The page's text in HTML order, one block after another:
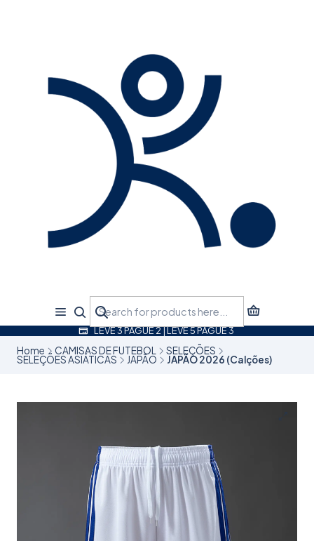
LEVE 3 PAGUE 2 | LEVE 5 PAGUE 3
Home CAMISAS DE FUTEBOL SELEÇÕES
SELEÇÕES ASIÁTICAS JAPÃO JAPÃO 2026 (Calções)